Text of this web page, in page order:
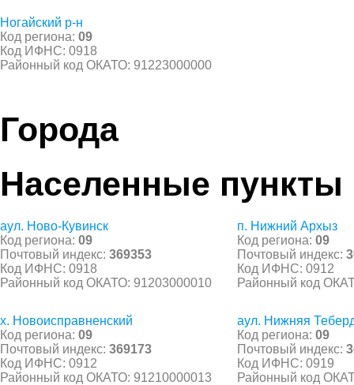
Ногайский р-н
Код региона: 09
Код ИФНС: 0918
Районный код ОКАТО: 91223000000
Города
Населенные пункты
аул. Ново-Кувинск
Код региона: 09
Почтовый индекс: 369353
Код ИФНС: 0918
Районный код ОКАТО: 91203000010
п. Нижний Архыз
Код региона: 09
Почтовый индекс:
Код ИФНС: 0912
Районный код
х. Новоисправненский
Код региона: 09
Почтовый индекс: 369173
Код ИФНС: 0912
Районный код ОКАТО: 91210000013
аул. Нижняя
Код региона: 09
Почтовый индекс:
Код ИФНС: 0919
Районный код